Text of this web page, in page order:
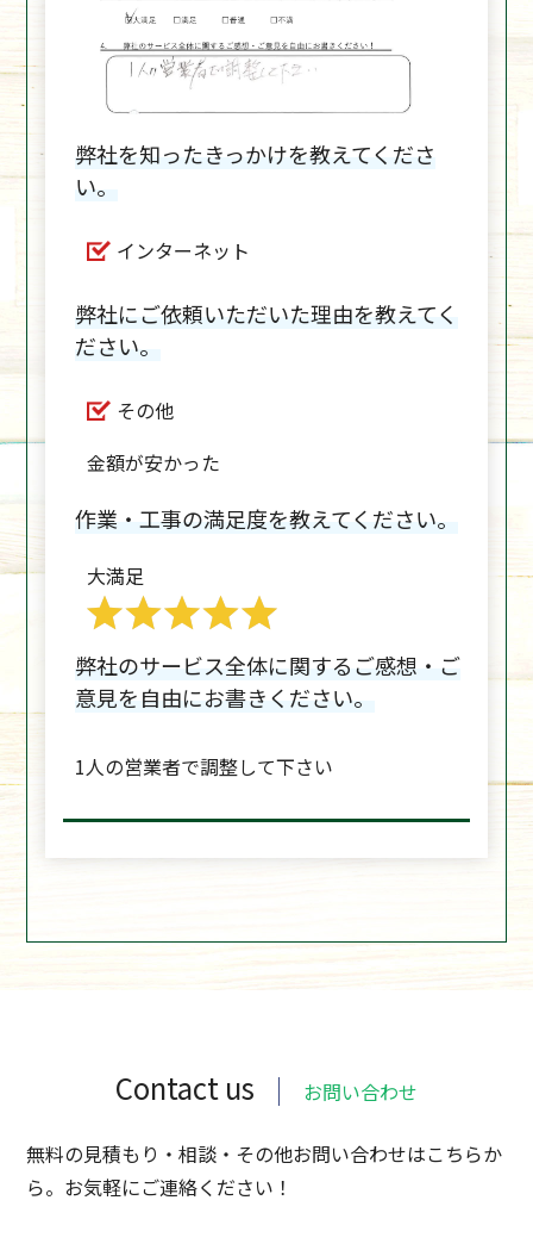
弊社を知ったきっかけを教えてくださ
い。
インターネット
弊社にご依頼いただいた理由を教えてく
ださい。
その他
金額が安かった
作業・工事の満足度を教えてください。
大満足
弊社のサービス全体に関するご感想・ご
意見を自由にお書きください。
1人の営業者で調整して下さい
Contact us お問い合わせ
無料の見積もり・相談・その他お問い合わせはこちらか
ら。お気軽にご連絡ください！